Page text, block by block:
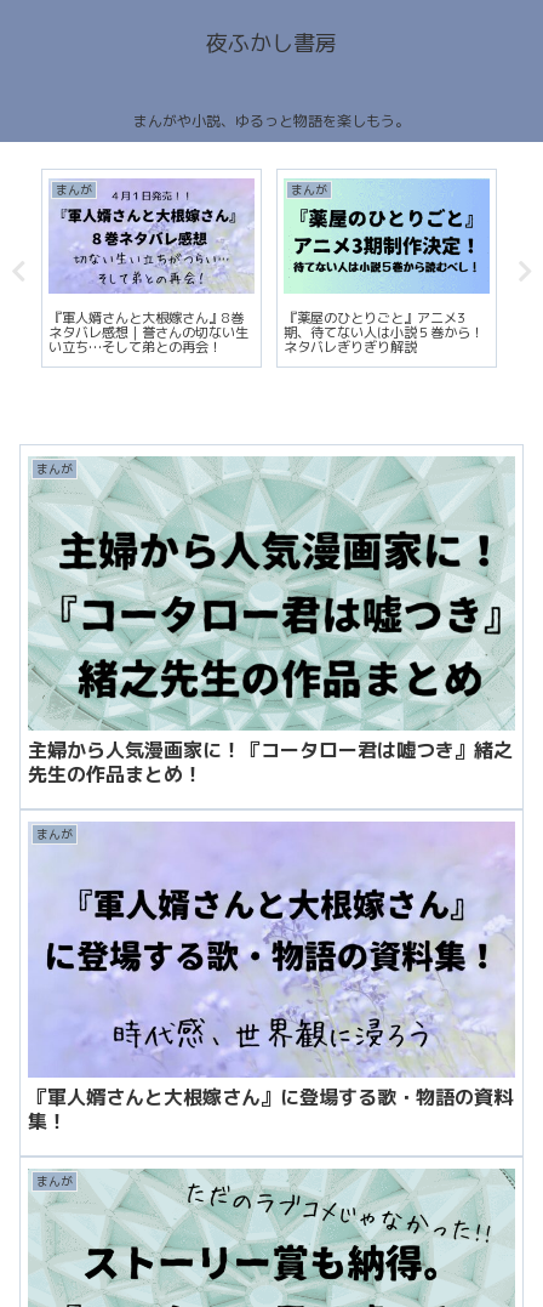
夜ふかし書房
まんがや小説、ゆるっと物語を楽しもう。
まんが
『軍人婿さんと大根嫁さん』8巻
ネタバレ感想｜誉さんの切ない生
い立ち…そして弟との再会！
まんが
『薬屋のひとりごと』アニメ3
期、待てない人は小説５巻から！
ネタバレぎりぎり解説
まんが
主婦から人気漫画家に！『コータロー君は嘘つき』緒之
先生の作品まとめ！
まんが
『軍人婿さんと大根嫁さん』に登場する歌・物語の資料
集！
まんが